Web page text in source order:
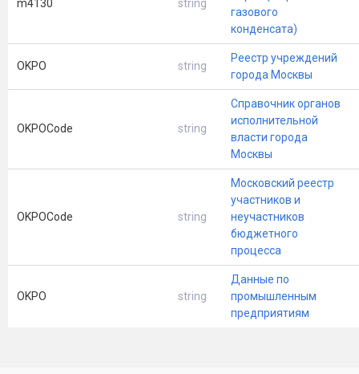
m4130 string
газового
конденсата)
OKPO string
Реестр учреждений
города Москвы
OKPOCode string
Справочник органов
исполнительной
власти города
Москвы
OKPOCode string
Московский реестр
участников и
неучастников
бюджетного
процесса
OKPO string
Данные по
промышленным
предприятиям